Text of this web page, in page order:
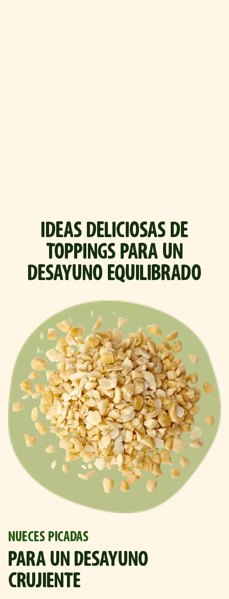
IDEAS DELICIOSAS DE
TOPPINGS PARA UN
DESAYUNO EQUILIBRADO
NUECES PICADAS
PARA UN DESAYUNO
CRUJIENTE